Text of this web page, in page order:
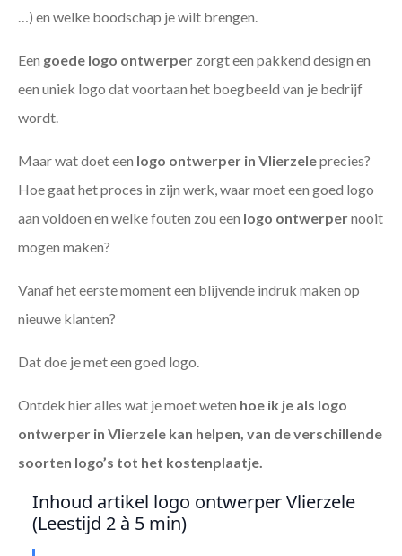
…) en welke boodschap je wilt brengen.
Een goede logo ontwerper zorgt een pakkend design en
een uniek logo dat voortaan het boegbeeld van je bedrijf
wordt.
Maar wat doet een logo ontwerper in Vlierzeleprecies?
Hoe gaat het proces in zijn werk, waar moet een goed logo
aan voldoen en welke fouten zou een logo ontwerpernooit
mogen maken?
Vanaf het eerste moment een blijvende indruk maken op
nieuwe klanten?
Dat doe je met een goed logo.
Ontdek hier alles wat je moet weten hoe ik je als logo
ontwerper in Vlierzele kan helpen, van de verschillende
soorten logo’s tot het kostenplaatje.
Inhoud artikel logo ontwerper Vlierzele
(Leestijd 2 à 5 min)